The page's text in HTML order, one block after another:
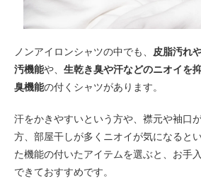
ノンアイロンシャツの中でも、
皮脂汚れ
汚機能や、 生乾き臭や汗などのニオイを
臭機能の付くシャツがあります。
汗をかきやすいという方や、襟元や袖口
方、部屋干しが多くニオイが気になると
た機能の付いたアイテムを選ぶと、お手
できておすすめです。